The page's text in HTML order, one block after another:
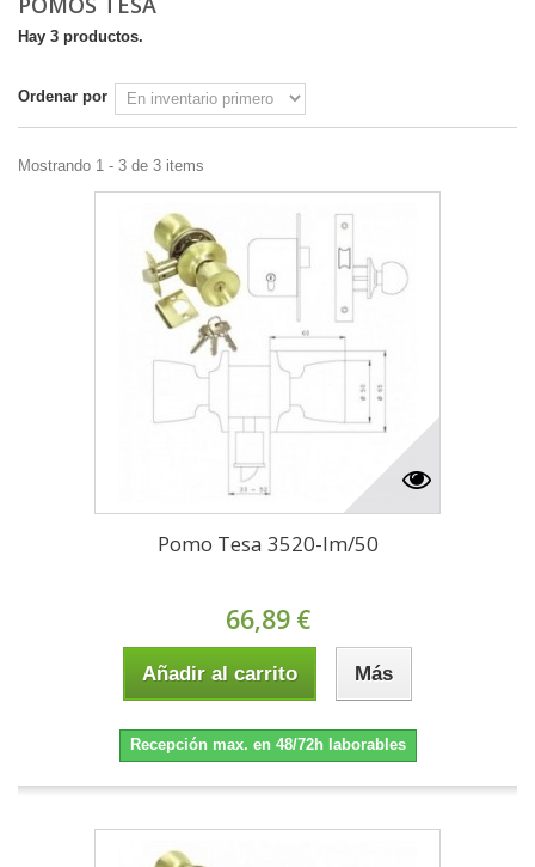
Hay 3 productos.
Ordenar por
Mostrando 1 - 3 de 3 items
Pomo Tesa 3520-lm/50
66,89 €
Añadir al carrito Más
Recepción max. en 48/72h laborables